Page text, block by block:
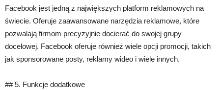
Facebook jest jedną z największych platform reklamowych na
świecie. Oferuje zaawansowane narzędzia reklamowe, które
pozwalają firmom precyzyjnie docierać do swojej grupy
docelowej. Facebook oferuje również wiele opcji promocji, takich
jak sponsorowane posty, reklamy wideo i wiele innych.
## 5. Funkcje dodatkowe